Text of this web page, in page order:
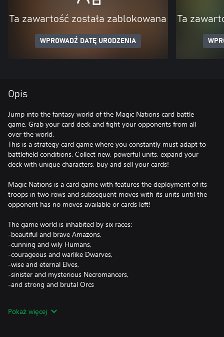
Ta zawartość została zablokowana
WPROWADŹ DATĘ URODZENIA
Ta
Opis
Jump into the fantasy world of the Magic Nations card battle
game. Grab your card deck and fight your opponents from all
over the world.
This is a strategy card game where you constantly must adapt to
battlefield conditions. Collect new, powerful units, expand your
deck with unique characters, buy and sell your cards!
Magic Nations is a card game with features the deployment of its
troops in two rows and subsequent moves with its units until the
opponent has no moves available or cards left!
The game world is inhabited by six races:
-beautiful and brave Amazons,
-cunning and wily Humans,
-courageous and warlike Dwarves,
-wise and eternal Elves,
-sinister and mysterious Necromancers,
-and strong and brutal Orcs
gameplay different. Find your favorite race and become its
Pokaż więcej